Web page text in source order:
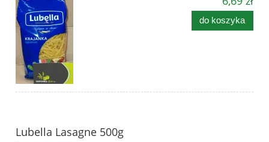
do koszyka
Lubella Lasagne 500g